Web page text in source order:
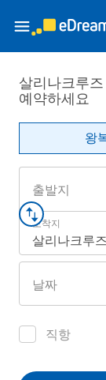
살리나크루
예약하세요
왕
출발지
도착지
살리나크루즈
날짜
직항